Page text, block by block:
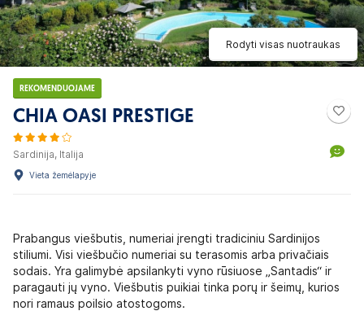
Rodyti visas nuotraukas
REKOMENDUOJAME
CHIA OASI PRESTIGE
Sardinija, Italija
Vieta žemėlapyje
Prabangus viešbutis, numeriai įrengti tradiciniu Sardinijos
stiliumi. Visi viešbučio numeriai su terasomis arba privačiais
sodais. Yra galimybė apsilankyti vyno rūsiuose „Santadis“ ir
paragauti jų vyno. Viešbutis puikiai tinka porų ir šeimų, kurios
nori ramaus poilsio atostogoms.